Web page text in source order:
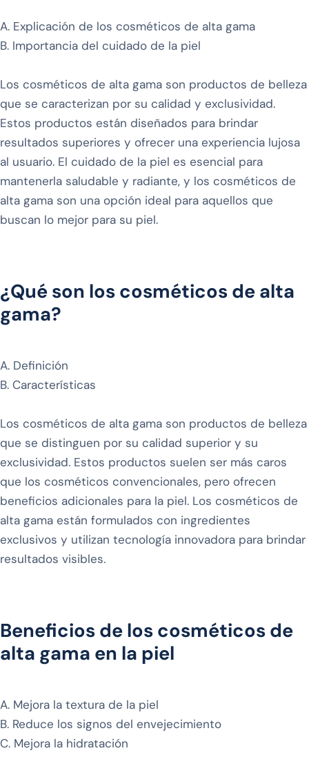
A. Explicación de los cosméticos de alta gama
B. Importancia del cuidado de la piel
Los cosméticos de alta gama son productos de belleza
que se caracterizan por su calidad y exclusividad.
Estos productos están diseñados para brindar
resultados superiores y ofrecer una experiencia lujosa
al usuario. El cuidado de la piel es esencial para
mantenerla saludable y radiante, y los cosméticos de
alta gama son una opción ideal para aquellos que
buscan lo mejor para su piel.
¿Qué son los cosméticos de alta
gama?
A. Definición
B. Características
Los cosméticos de alta gama son productos de belleza
que se distinguen por su calidad superior y su
exclusividad. Estos productos suelen ser más caros
que los cosméticos convencionales, pero ofrecen
beneficios adicionales para la piel. Los cosméticos de
alta gama están formulados con ingredientes
exclusivos y utilizan tecnología innovadora para brindar
resultados visibles.
Beneficios de los cosméticos de
alta gama en la piel
A. Mejora la textura de la piel
B. Reduce los signos del envejecimiento
C. Mejora la hidratación